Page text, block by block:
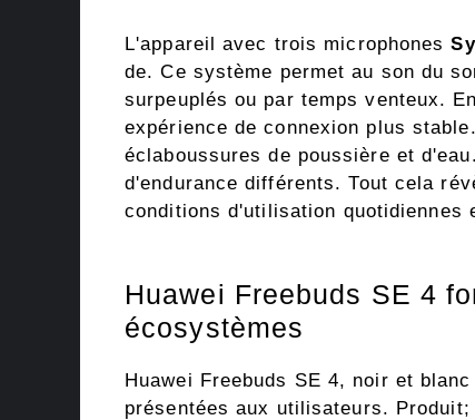
L'appareil avec trois microphones
de. Ce système permet au son du
surpeuplés ou par temps venteux.
expérience de connexion plus
éclaboussures de poussière et
d'endurance différents. Tout cela
conditions d'utilisation quotidiennes
Huawei Freebuds SE 4
écosystèmes
Huawei Freebuds SE 4, noir et
présentées aux utilisateurs.